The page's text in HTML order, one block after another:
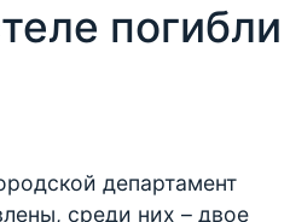
погибли
департамент
среди них – двое